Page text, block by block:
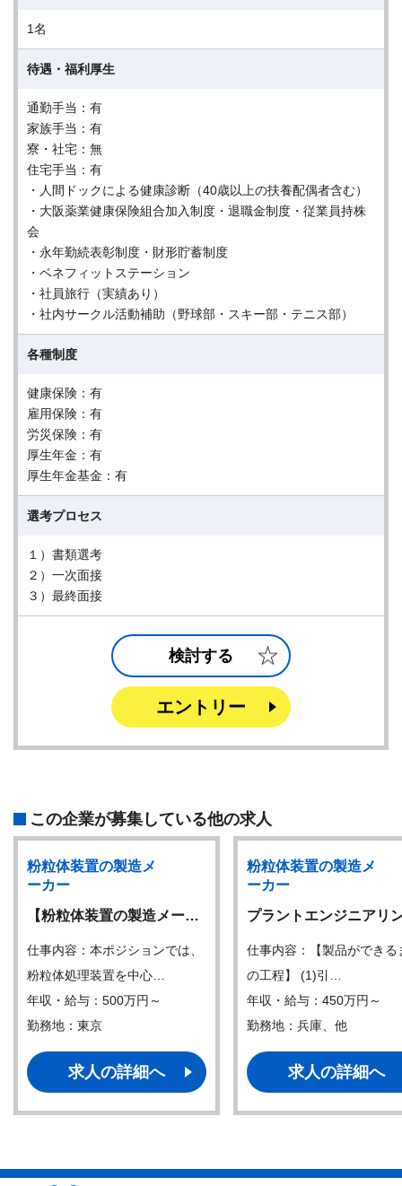
1名
待遇・福利厚生
通勤手当：有
家族手当：有
寮・社宅：無
住宅手当：有
・人間ドックによる健康診断（40歳以上の扶養配偶者含む）
・大阪薬業健康保険組合加入制度・退職金制度・従業員持株
会
・永年勤続表彰制度・財形貯蓄制度
・ベネフィットステーション
・社員旅行（実績あり）
・社内サークル活動補助（野球部・スキー部・テニス部）
各種制度
健康保険：有
雇用保険：有
労災保険：有
厚生年金：有
厚生年金基金：有
選考プロセス
１）書類選考
２）一次面接
３）最終面接
検討する
エントリー
この企業が募集している他の求人
粉粒体装置の製造メ
ーカー
【粉粒体装置の製造メー…
仕事内容：本ポジションでは、
粉粒体処理装置を中⼼…
年収・給与：500万円～
勤務地：東京
求人の詳細へ
粉粒体装置の製造メ
ーカー
プラントエンジニアリ
仕事内容：【製品ができる
の工程】 (1)引…
年収・給与：450万円～
勤務地：兵庫、他
求人の詳細へ